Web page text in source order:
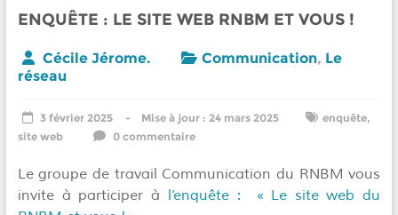
ENQUÊTE : LE SITE WEB RNBM ET VOUS !
Cécile Jérome. Communication, Le
réseau
3 février 2025 24 mars 2025 enquête,
site web
0 commentaire
Le groupe de travail Communication du RNBM vous
invite à participer à l’enquête : « Le site web du